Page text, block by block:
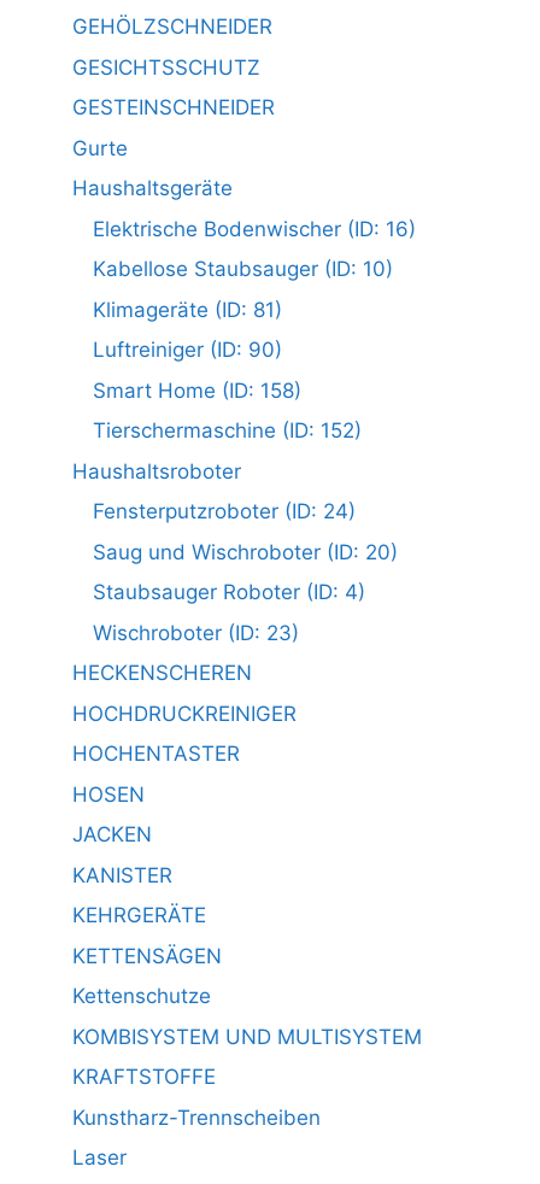
GEHÖLZSCHNEIDER
GESICHTSSCHUTZ
GESTEINSCHNEIDER
Gurte
Haushaltsgeräte
Elektrische Bodenwischer (ID: 16)
Kabellose Staubsauger (ID: 10)
Klimageräte (ID: 81)
Luftreiniger (ID: 90)
Smart Home (ID: 158)
Tierschermaschine (ID: 152)
Haushaltsroboter
Fensterputzroboter (ID: 24)
Saug und Wischroboter (ID: 20)
Staubsauger Roboter (ID: 4)
Wischroboter (ID: 23)
HECKENSCHEREN
HOCHDRUCKREINIGER
HOCHENTASTER
HOSEN
JACKEN
KANISTER
KEHRGERÄTE
KETTENSÄGEN
Kettenschutze
KOMBISYSTEM UND MULTISYSTEM
KRAFTSTOFFE
Kunstharz-Trennscheiben
Laser